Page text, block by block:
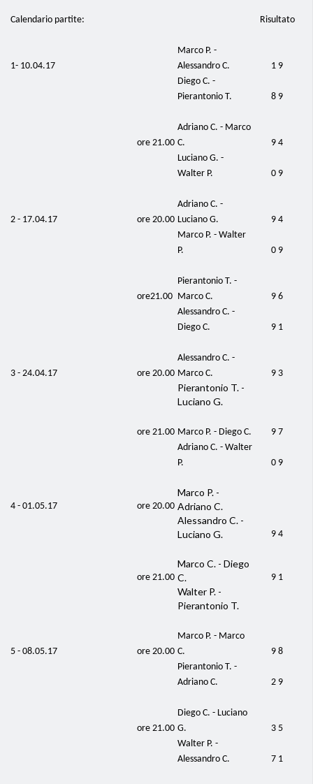
Calendario partite: Risultato
1- 10.04.17
Marco P. -
Alessandro C.
1 9
Diego C. -
Pierantonio T.
8 9
ore 21.00
Adriano C. - Marco
C.
9 4
Luciano G. -
Walter P.
0 9
2 - 17.04.17 ore 20.00
Adriano C. -
Luciano G.
9 4
Marco P. - Walter
P.
0 9
ore21.00
Pierantonio T. -
Marco C.
9 6
Alessandro C. -
Diego C.
9 1
3 - 24.04.17 ore 20.00
Alessandro C. -
Marco C.
9 3
Pierantonio T. -
Luciano G.
ore 21.00 Marco P. - Diego C.
9 7
Adriano C. - Walter
P.
0 9
4 - 01.05.17 ore 20.00
Marco P. -
Adriano C.
Alessandro C. -
Luciano G.
9 4
ore 21.00
Marco C. - Diego
C.
9 1
Walter P. -
Pierantonio T.
5 - 08.05.17 ore 20.00
Marco P. - Marco
C.
9 8
Pierantonio T. -
Adriano C.
2 9
ore 21.00
Diego C. - Luciano
G.
3 5
Walter P. -
Alessandro C.
7 1